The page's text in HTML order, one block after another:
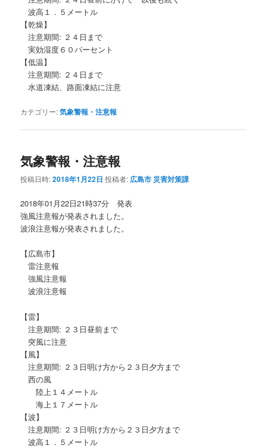
波高１．５メートル
【乾燥】
注意期間: ２４日まで
実効湿度６０パーセント
【低温】
注意期間: ２４日まで
水道凍結、路面凍結に注意
カテゴリー:気象警報・注意報
気象警報・注意報
投稿日時:2018年1月22日 投稿者: 広島市 災害対策課
2018年01月22日21時37分 発表
強風注意報が発表されました。
波浪注意報が発表されました。
【広島市】
雷注意報
強風注意報
波浪注意報
【雷】
注意期間: ２３日昼前まで
突風に注意
【風】
注意期間: ２３日明け方から２３日夕方まで
西の風
陸上１４メートル
海上１７メートル
【波】
注意期間: ２３日明け方から２３日夕方まで
波高１．５メートル